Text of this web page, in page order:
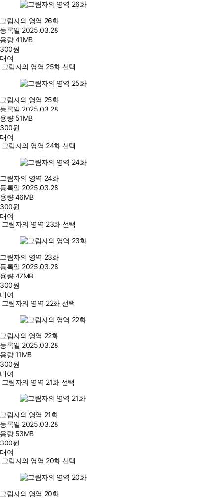
그림자의 영역 26화
등록일 2025.03.28
용량41MB
300원
대여
그림자의 영역 25화 선택
그림자의 영역 25화
등록일 2025.03.28
용량 51MB
300원
대여
그림자의 영역 24화 선택
그림자의 영역 24화
등록일 2025.03.28
용량46MB
300원
대여
그림자의 영역 23화 선택
그림자의 영역 23화
등록일 2025.03.28
용량47MB
300원
대여
그림자의 영역 22화 선택
그림자의 영역 22화
등록일 2025.03.28
용량11MB
300원
대여
그림자의 영역 21화 선택
그림자의 영역 21화
등록일 2025.03.28
용량 53MB
300원
대여
그림자의 영역 20화 선택
그림자의 영역 20화